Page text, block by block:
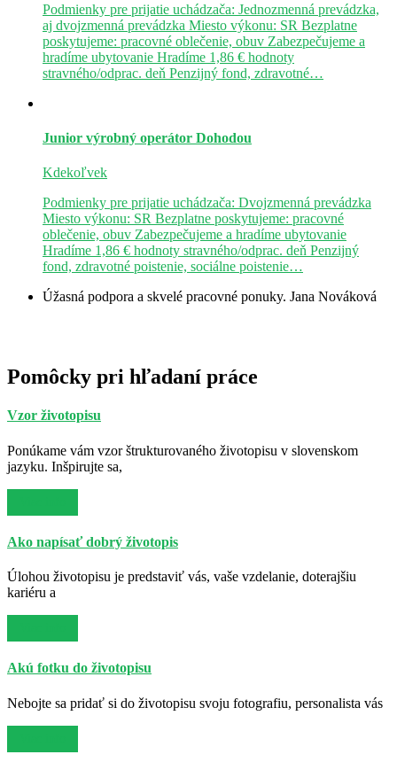
Podmienky pre prijatie uchádzača: Jednozmenná prevádzka,
aj dvojzmenná prevádzka Miesto výkonu: SR Bezplatne
poskytujeme: pracovné oblečenie, obuv Zabezpečujeme a
hradíme ubytovanie Hradíme 1,86 € hodnoty
stravného/odprac. deň Penzijný fond, zdravotné…
Junior výrobný operátor Dohodou
Kdekoľvek
Podmienky pre prijatie uchádzača: Dvojzmenná prevádzka
Miesto výkonu: SR Bezplatne poskytujeme: pracovné
oblečenie, obuv Zabezpečujeme a hradíme ubytovanie
Hradíme 1,86 € hodnoty stravného/odprac. deň Penzijný
fond, zdravotné poistenie, sociálne poistenie…
Úžasná podpora a skvelé pracovné ponuky. Jana Nováková
Pomôcky pri hľadaní práce
Vzor životopisu
Ponúkame vám vzor štrukturovaného životopisu v slovenskom
jazyku. Inšpirujte sa,
Ako napísať dobrý životopis
Úlohou životopisu je predstaviť vás, vaše vzdelanie, doterajšiu
kariéru a
Akú fotku do životopisu
Nebojte sa pridať si do životopisu svoju fotografiu, personalista vás